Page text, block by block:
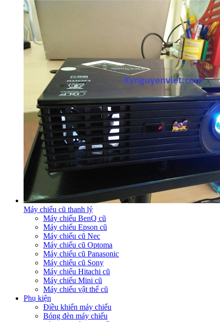
Máy chiếu cũ thanh lý
Máy chiếu BenQ cũ
Máy chiếu Epson cũ
Máy chiếu cũ Nec
Máy chiếu cũ Optoma
Máy chiếu cũ Panasonic
Máy chiếu cũ Sony
Máy chiếu Hitachi cũ
Máy chiếu Mini cũ
Máy chiếu vật thể cũ
Phụ kiện
Điều khiển máy chiếu
Bóng đèn máy chiếu